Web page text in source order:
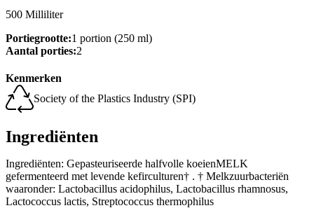
500 Milliliter
Portiegrootte:1 portion (250 ml)
Aantal porties:2
Kenmerken
Society of the Plastics Industry (SPI)
Ingrediënten
Ingrediënten: Gepasteuriseerde halfvolle koeienMELK
gefermenteerd met levende kefirculturen† . † Melkzuurbacteriën
waaronder: Lactobacillus acidophilus, Lactobacillus rhamnosus,
Lactococcus lactis, Streptococcus thermophilus